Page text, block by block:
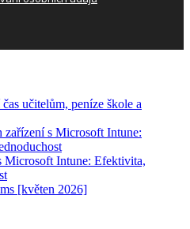
učitelům, peníze škole a
s Microsoft Intune:
Microsoft Intune: Efektivita,
[květen 2026]